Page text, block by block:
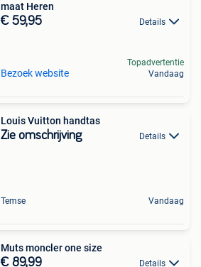
maat Heren
€ 59,95 Details
Bezoek website
Topadvertentie
Vandaag
Louis Vuitton handtas
Zie omschrijving Details
Temse Vandaag
Muts moncler one size
€ 89,99 Details